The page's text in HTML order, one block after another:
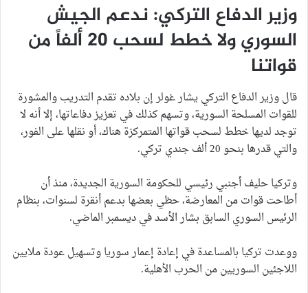
وزير الدفاع التركي: ندعم الجيش
السوري ولا خطط لسحب 20 ألفاً من
قواتنا
قال وزير الدفاع التركي يشار غولر إن بلاده تقدم التدريب والمشورة
للقوات المسلحة السورية، وتسهم كذلك في تعزيز دفاعاتها، إلا أنه لا
توجد لديها خطط لسحب قواتها المتمركزة هناك، أو نقلها على الفور،
والتي قدرها بنحو 20 ألف جندي تركي.
وتركيا حليف أجنبي رئيسي للحكومة السورية الجديدة، منذ أن
أطاحت قوات من المعارضة، حظي بعضها بدعم أنقرة لسنوات، بنظام
الرئيس السوري السابق بشار الأسد في ديسمبر الماضي.
ووعدت تركيا بالمساعدة في إعادة إعمار سوريا وتسهيل عودة ملايين
اللاجئين السوريين من الحرب الأهلية.